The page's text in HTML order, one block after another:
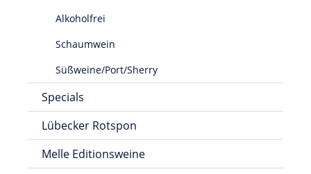
Alkoholfrei
Schaumwein
Süßweine/Port/Sherry
Specials
Lübecker Rotspon
Melle Editionsweine